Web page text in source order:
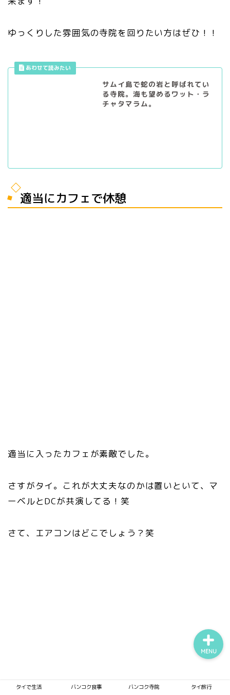
ゆっくりした雰囲気の寺院を回りたい方はぜひ！！
サムイ島で蛇の岩と呼ばれてい
る寺院。海も望めるワット・ラ
チャタマラム。
適当にカフェで休憩
適当に入ったカフェが素敵でした。
さすがタイ。これが大丈夫なのかは置いといて、マ
ーベルとDCが共演してる！笑
さて、エアコンはどこでしょう？笑
タイで生活 バンコク食事 バンコク寺院 タイ旅行
MENU
バンコク食事